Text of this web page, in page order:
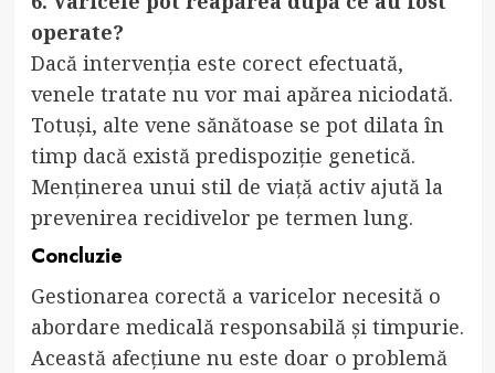
operate?
Dacă intervenția este corect efectuată,
venele tratate nu vor mai apărea niciodată.
Totuși, alte vene sănătoase se pot dilata în
timp dacă există predispoziție genetică.
Menținerea unui stil de viață activ ajută la
prevenirea recidivelor pe termen lung.
Concluzie
Gestionarea corectă a varicelor necesită o
abordare medicală responsabilă și timpurie.
Această afecțiune nu este doar o problemă